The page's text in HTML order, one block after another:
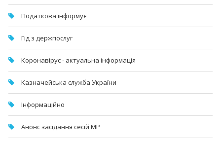
Податкова інформує
Гід з держпослуг
Коронавірус - актуальна інформація
Казначейська служба України
Інформаційно
Анонс засідання сесій МР